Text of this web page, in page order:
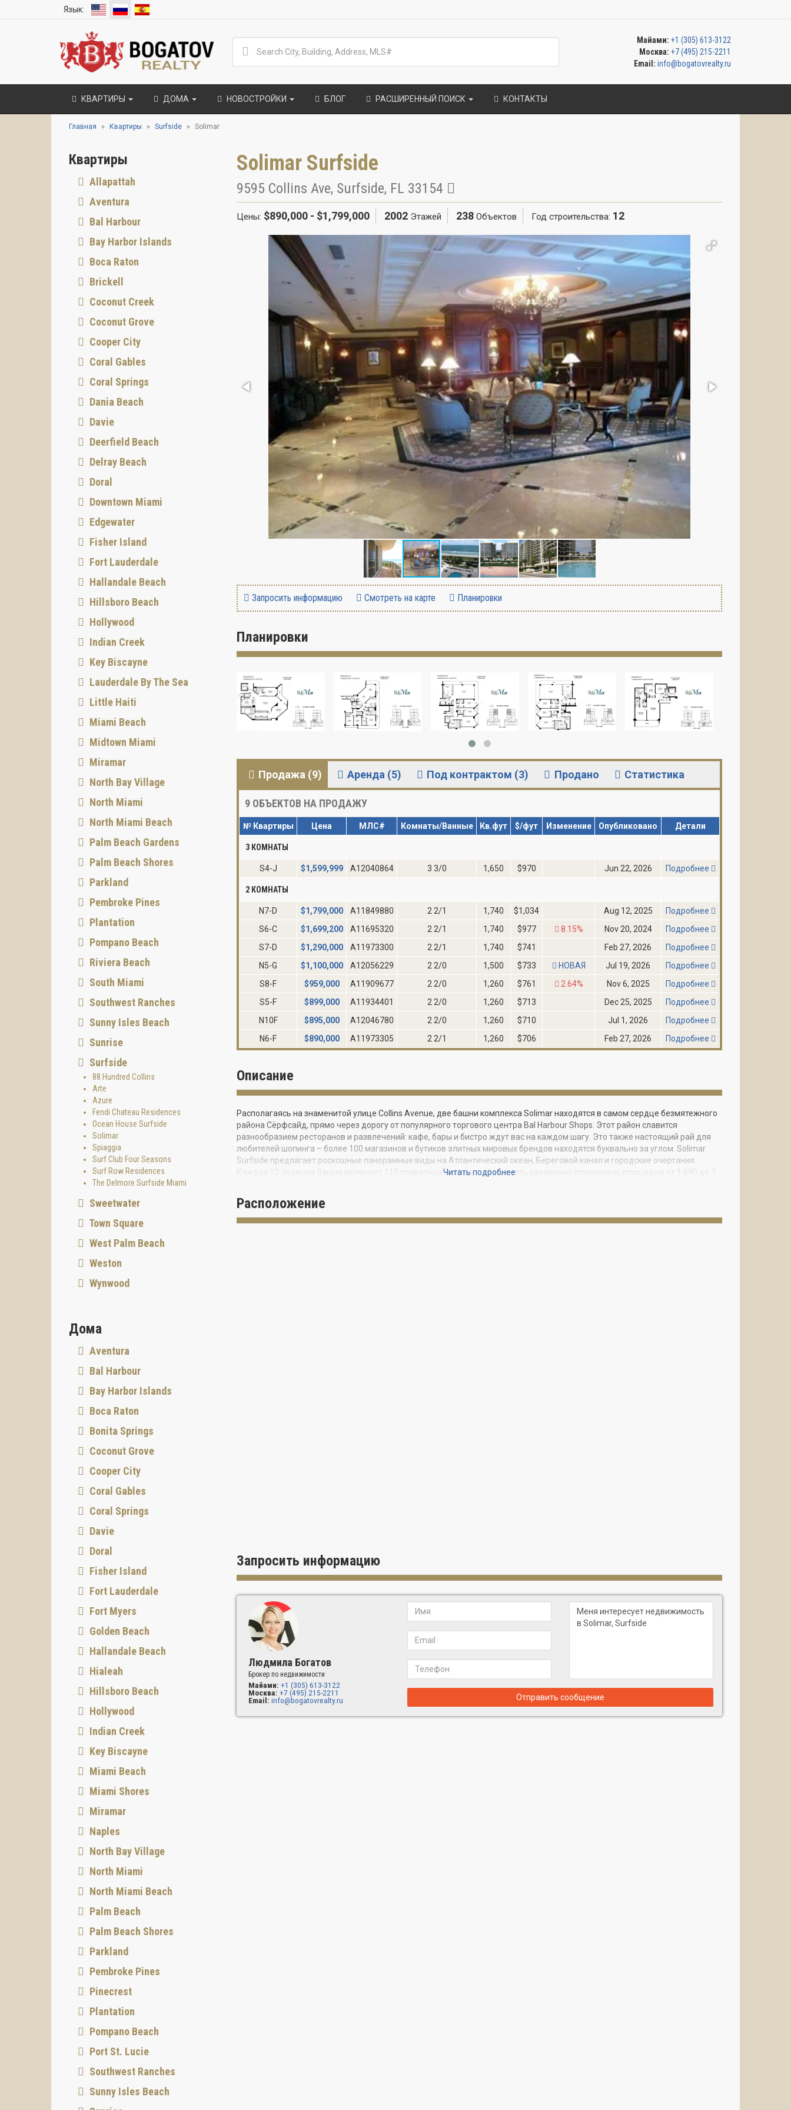
Язык:
Майами: +1 (305) 613-3122
Москва: +7 (495) 215-2211
Email: info@bogatovrealty.ru
КВАРТИРЫ ДОМА НОВОСТРОЙКИ БЛОГ РАСШИРЕННЫЙ ПОИСК КОНТАКТЫ
Главная Квартиры Surfside Solimar
Solimar Surfside
9595 Collins Ave, Surfside, FL 33154
Цены: $890,000 - $1,799,000 2002 Этажей 238 Объектов Год строительства: 12
Запросить информацию Смотреть на карте Планировки
Планировки
Продажа (9) Аренда (5) Под контрактом (3) Продано Статистика
9 ОБЪЕКТОВ НА ПРОДАЖУ
№ Квартиры Цена МЛС# Комнаты/Ванные Кв.фут $/фут Изменение Опубликовано Детали
3 КОМНАТЫ
S4-J $1,599,999 A12040864 3 3/0 1,650 $970 Jun 22, 2026 Подробнее
2 КОМНАТЫ
N7-D $1,799,000 A11849880 2 2/1 1,740 $1,034 Aug 12, 2025
Подробнее
S6-C
$1,699,200 A11695320 2 2/1 1,740 $977 8.15% Nov 20, 2024
Подробнее
S7-D
$1,290,000 A11973300 2 2/1 1,740 $741 Feb 27, 2026
Подробнее
N5-G
$1,100,000 A12056229 2 2/0 1,500 $733 НОВАЯ Jul 19, 2026
Подробнее
S8-F
$959,000 A11909677 2 2/0 1,260 $761 2.64% Nov 6, 2025
Подробнее
S5-F
$899,000 A11934401 2 2/0 1,260 $713 Dec 25, 2025
Подробнее
N10F
$895,000 A12046780 2 2/0 1,260 $710 Jul 1, 2026
Подробнее
N6-F
$890,000 A11973305 2 2/1 1,260 $706 Feb 27, 2026 Подробнее
Описание
Располагаясь на знаменитой улице Collins Avenue, две башни комплекса Solimar находятся в самом сердце безмятежного
района Сёрфсайд, прямо через дорогу от популярного торгового центра Bal Harbour Shops. Этот район славится
разнообразием ресторанов и развлечений: кафе, бары и бистро ждут вас на каждом шагу. Это также настоящий рай для
любителей шопинга – более 100 магазинов и бутиков элитных мировых брендов находятся буквально за углом. Solimar
Surfside предлагает роскошные панорамные виды на Атлантический океан, Береговой канал и городские очертания.
Каждая 12-этажная башня включает 110 приватных резиденций и десять различных планировок площадью от 1 690 до 3
холодильниками Sub-Zero и гранитными столешницами. Роскошные главные спальни располагают большими
гардеробными для него и для нее. А главные ванные выделяются дизайнерской мебелью, отдельными туалетными
Читать подробнее
Расположение
Запросить информацию
Людмила Богатов
Брокер по недвижимости
Майами: +1 (305) 613-3122
Москва: +7 (495) 215-2211
Email: info@bogatovrealty.ru Отправить сообщение
Квартиры
Allapattah
Aventura
Bal Harbour
Bay Harbor Islands
Boca Raton
Brickell
Coconut Creek
Coconut Grove
Cooper City
Coral Gables
Coral Springs
Dania Beach
Davie
Deerfield Beach
Delray Beach
Doral
Downtown Miami
Edgewater
Fisher Island
Fort Lauderdale
Hallandale Beach
Hillsboro Beach
Hollywood
Indian Creek
Key Biscayne
Lauderdale By The Sea
Little Haiti
Miami Beach
Midtown Miami
Miramar
North Bay Village
North Miami
North Miami Beach
Palm Beach Gardens
Palm Beach Shores
Parkland
Pembroke Pines
Plantation
Pompano Beach
Riviera Beach
South Miami
Southwest Ranches
Sunny Isles Beach
Sunrise
Surfside
88 Hundred Collins
Arte
Azure
Fendi Chateau Residences
Ocean House Surfside
Solimar
Spiaggia
Surf Club Four Seasons
Surf Row Residences
The Delmore Surfside Miami
Sweetwater
Town Square
West Palm Beach
Weston
Wynwood
Дома
Aventura
Bal Harbour
Bay Harbor Islands
Boca Raton
Bonita Springs
Coconut Grove
Cooper City
Coral Gables
Coral Springs
Davie
Doral
Fisher Island
Fort Lauderdale
Fort Myers
Golden Beach
Hallandale Beach
Hialeah
Hillsboro Beach
Hollywood
Indian Creek
Key Biscayne
Miami Beach
Miami Shores
Miramar
Naples
North Bay Village
North Miami
North Miami Beach
Palm Beach
Palm Beach Shores
Parkland
Pembroke Pines
Pinecrest
Plantation
Pompano Beach
Port St. Lucie
Southwest Ranches
Sunny Isles Beach